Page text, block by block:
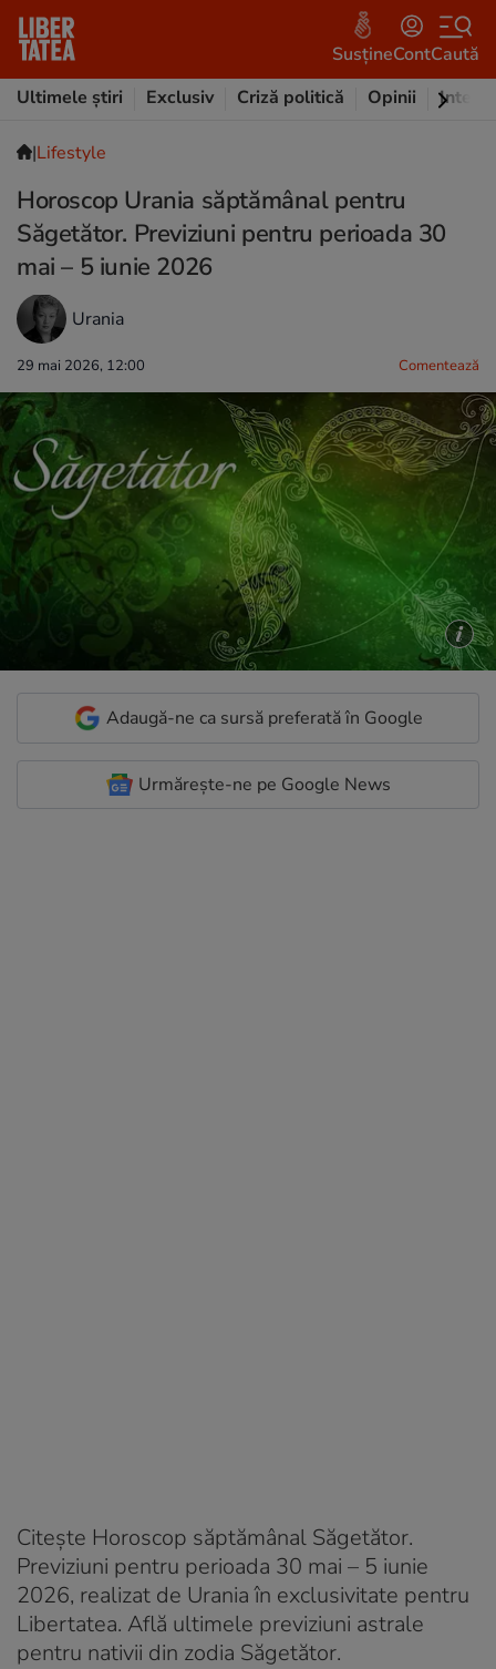
SusțineContCaută
Ultimele știri
Exclusiv Criză politică Opinii
|Lifestyle
Horoscop Urania săptămânal pentru
Săgetător. Previziuni pentru perioada 30
mai – 5 iunie 2026
Urania
29 mai 2026, 12:00 Comentează
Adaugă-ne ca sursă preferată în Google
Urmărește-ne pe Google News
Citește Horoscop săptămânal Săgetător.
Previziuni pentru perioada 30 mai – 5 iunie
2026, realizat de Urania în exclusivitate pentru
Libertatea. Află ultimele previziuni astrale
pentru nativii din zodia Săgetător.